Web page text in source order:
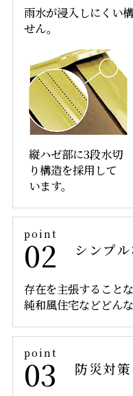
雨水が浸入しにくい
せん。
縦ハゼ部に3段水切
り構造を採用して
います。
02 シンプル
存在を主張すること
純和風住宅などどん
03 防災対策